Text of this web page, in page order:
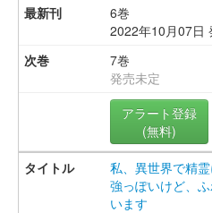
6巻
2022年10月07日
7巻
発売未定
アラート登録
(無料)
私、異世界で精
強っぽいけど、
います